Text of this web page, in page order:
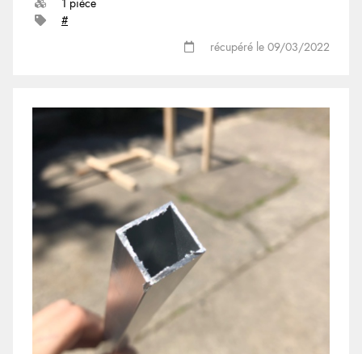
1 pièce
#
récupéré le 09/03/2022